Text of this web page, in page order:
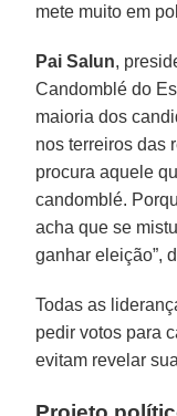
mete muito em
Pai Salun,
Candomblé do
maioria dos
nos terreiros das
procura aquele
candomblé.
acha que se
ganhar eleição”,
Todas as
pedir votos para
evitam revelar